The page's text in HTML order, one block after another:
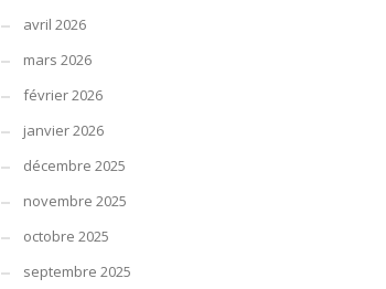
avril 2026
mars 2026
février 2026
janvier 2026
décembre 2025
novembre 2025
octobre 2025
septembre 2025